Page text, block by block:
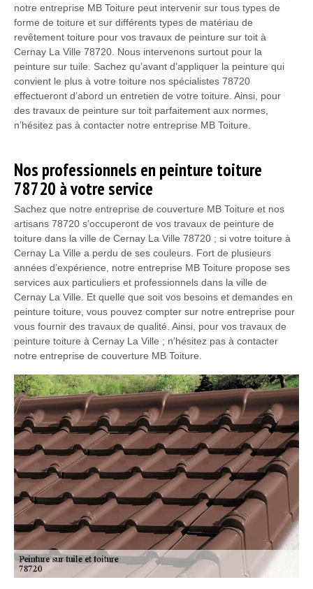
notre entreprise MB Toiture peut intervenir sur tous types de
forme de toiture et sur différents types de matériau de
revêtement toiture pour vos travaux de peinture sur toit à
Cernay La Ville 78720. Nous intervenons surtout pour la
peinture sur tuile. Sachez qu’avant d’appliquer la peinture qui
convient le plus à votre toiture nos spécialistes 78720
effectueront d’abord un entretien de votre toiture. Ainsi, pour
des travaux de peinture sur toit parfaitement aux normes,
n’hésitez pas à contacter notre entreprise MB Toiture.
Nos professionnels en peinture toiture
78720 à votre service
Sachez que notre entreprise de couverture MB Toiture et nos
artisans 78720 s’occuperont de vos travaux de peinture de
toiture dans la ville de Cernay La Ville 78720 ; si votre toiture à
Cernay La Ville a perdu de ses couleurs. Fort de plusieurs
années d’expérience, notre entreprise MB Toiture propose ses
services aux particuliers et professionnels dans la ville de
Cernay La Ville. Et quelle que soit vos besoins et demandes en
peinture toiture, vous pouvez compter sur notre entreprise pour
vous fournir des travaux de qualité. Ainsi, pour vos travaux de
peinture toiture à Cernay La Ville ; n’hésitez pas à contacter
notre entreprise de couverture MB Toiture.